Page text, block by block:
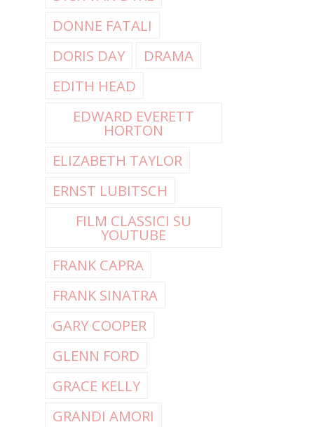
DONNE FATALI
DORIS DAY
DRAMA
EDITH HEAD
EDWARD EVERETT
HORTON
ELIZABETH TAYLOR
ERNST LUBITSCH
FILM CLASSICI SU
YOUTUBE
FRANK CAPRA
FRANK SINATRA
GARY COOPER
GLENN FORD
GRACE KELLY
GRANDI AMORI